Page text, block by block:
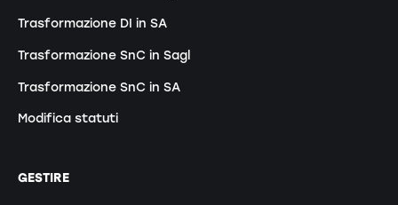
Trasformazione DI in SA
Trasformazione SnC in Sagl
Trasformazione SnC in SA
Modifica statuti
GESTIRE